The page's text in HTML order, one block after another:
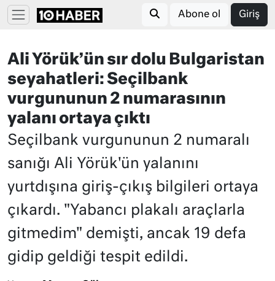
Abone ol Giriş
Ali Yörük’ün sır dolu Bulgaristan
seyahatleri: Seçilbank
vurgununun 2 numarasının
yalanı ortaya çıktı
Seçilbank vurgununun 2 numaralı
sanığı Ali Yörük'ün yalanını
yurtdışına giriş-çıkış bilgileri ortaya
çıkardı. "Yabancı plakalı araçlarla
gitmedim" demişti, ancak 19 defa
gidip geldiği tespit edildi.